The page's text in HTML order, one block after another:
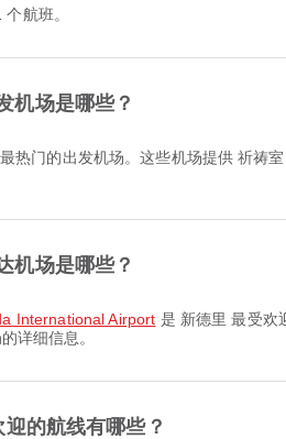
个航班。
机场是哪些？
热门的出发机场。这些机场提供 祈祷
机场是哪些？
International Airport 是 新德里 最受欢
详细信息。
的航线有哪些？